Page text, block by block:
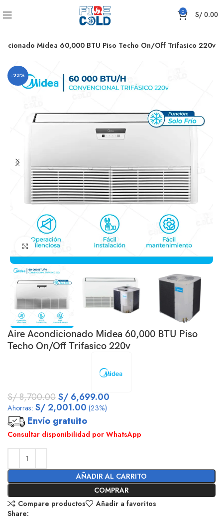
0 S/ 0.00
Midea 60,000 BTU Piso Techo On/Off Trifasico 220v
-23%
Click to enlarge
Aire Acondicionado Midea 60,000 BTU Piso
Techo On/Off Trifasico 220v
S/8,700.00S/ 6,699.00
Ahorras: S/2,001.00 (23%)
Envío gratuito
Consultar disponibilidad por WhatsApp
AÑADIR AL CARRITO
COMPRAR
Compare productos
Añadir a favoritos
Share: